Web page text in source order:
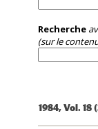
Recherche
(sur le
1984, Vol. 18